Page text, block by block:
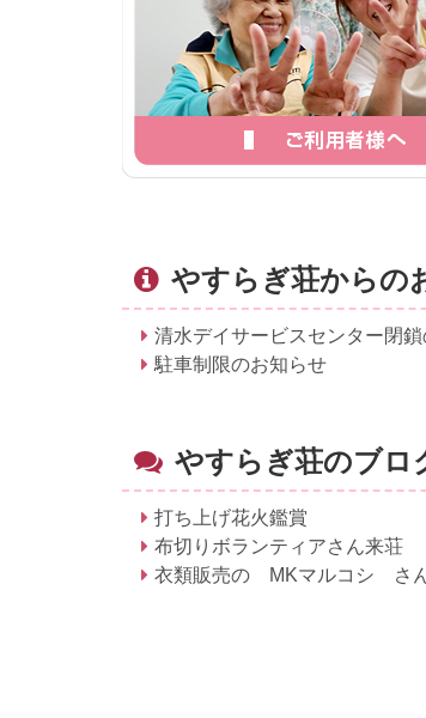
やすらぎ荘からの
清水デイサービスセンター閉
駐車制限のお知らせ
やすらぎ荘のブロ
打ち上げ花火鑑賞
布切りボランティアさん来荘
衣類販売の MKマルコシ さ